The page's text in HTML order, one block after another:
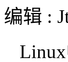
编辑 :